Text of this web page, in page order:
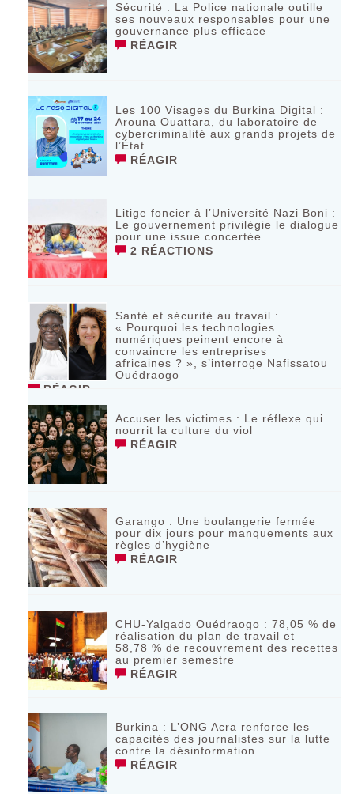
Sécurité : La Police nationale outille
ses nouveaux responsables pour une
gouvernance plus efficace
RÉAGIR
Les 100 Visages du Burkina Digital :
Arouna Ouattara, du laboratoire de
cybercriminalité aux grands projets de
l’État
RÉAGIR
Litige foncier à l’Université Nazi Boni :
Le gouvernement privilégie le dialogue
pour une issue concertée
2 RÉACTIONS
Santé et sécurité au travail :
« Pourquoi les technologies
numériques peinent encore à
convaincre les entreprises
africaines ? », s’interroge Nafissatou
Ouédraogo
RÉAGIR
Accuser les victimes : Le réflexe qui
nourrit la culture du viol
RÉAGIR
Garango : Une boulangerie fermée
pour dix jours pour manquements aux
règles d’hygiène
RÉAGIR
CHU-Yalgado Ouédraogo : 78,05 % de
réalisation du plan de travail et
58,78 % de recouvrement des recettes
au premier semestre
RÉAGIR
Burkina : L’ONG Acra renforce les
capacités des journalistes sur la lutte
contre la désinformation
RÉAGIR